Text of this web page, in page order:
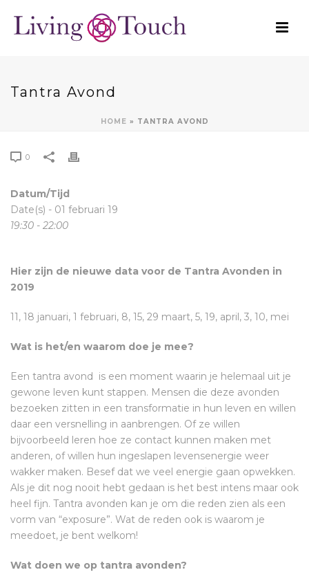
Tantra Avond
HOME » TANTRA AVOND
0
Datum/Tijd
Date(s) - 01 februari 19
19:30 - 22:00
Hier zijn de nieuwe data voor de Tantra Avonden in
2019
11, 18 januari, 1 februari, 8, 15, 29 maart, 5, 19, april, 3, 10, mei
Wat is het/en waarom doe je mee?
Een tantra avond is een moment waarin je helemaal uit je
gewone leven kunt stappen. Mensen die deze avonden
bezoeken zitten in een transformatie in hun leven en willen
daar een versnelling in aanbrengen. Of ze willen
bijvoorbeeld leren hoe ze contact kunnen maken met
anderen, of willen hun ingeslapen levensenergie weer
wakker maken. Besef dat we veel energie gaan opwekken.
Als je dit nog nooit hebt gedaan is het best intens maar ook
heel fijn. Tantra avonden kan je om die reden zien als een
vorm van “exposure”. Wat de reden ook is waarom je
meedoet, je bent welkom!
Wat doen we op tantra avonden?